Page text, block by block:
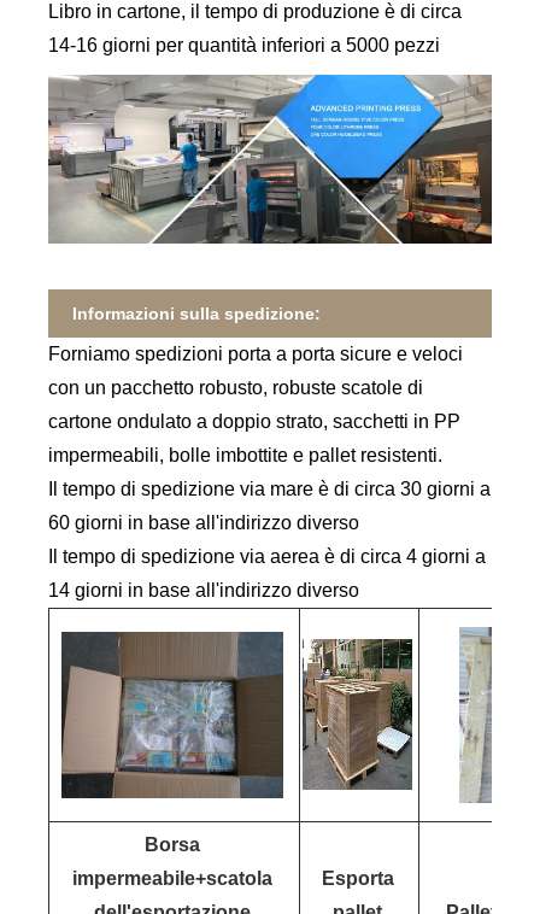
Libro in cartone, il tempo di produzione è di circa
14-16 giorni per quantità inferiori a 5000 pezzi
Informazioni sulla spedizione:
Forniamo spedizioni porta a porta sicure e veloci
con un pacchetto robusto, robuste scatole di
cartone ondulato a doppio strato, sacchetti in PP
impermeabili, bolle imbottite e pallet resistenti.
Il tempo di spedizione via mare è di circa 30 giorni a
60 giorni in base all'indirizzo diverso
Il tempo di spedizione via aerea è di circa 4 giorni a
14 giorni in base all'indirizzo diverso
Borsa
impermeabile+scatola
Esporta